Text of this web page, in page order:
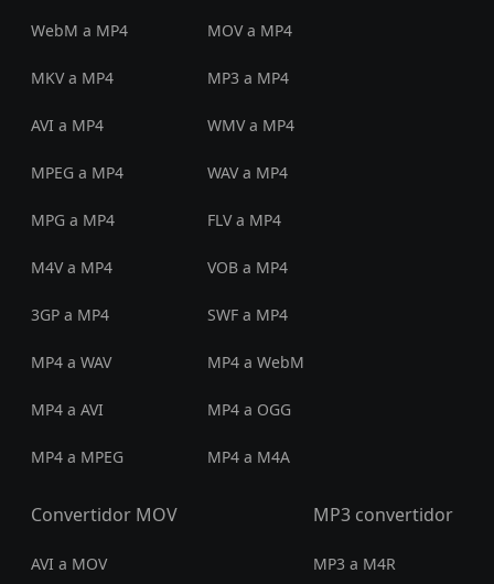
WebM a MP4 MOV a MP4
MKV a MP4 MP3 a MP4
AVI a MP4 WMV a MP4
MPEG a MP4 WAV a MP4
MPG a MP4 FLV a MP4
M4V a MP4 VOB a MP4
3GP a MP4 SWF a MP4
MP4 a WAV MP4 a WebM
MP4 a AVI MP4 a OGG
MP4 a MPEG MP4 a M4A
Convertidor MOV
AVI a MOV
MP3 convertidor
MP3 a M4R